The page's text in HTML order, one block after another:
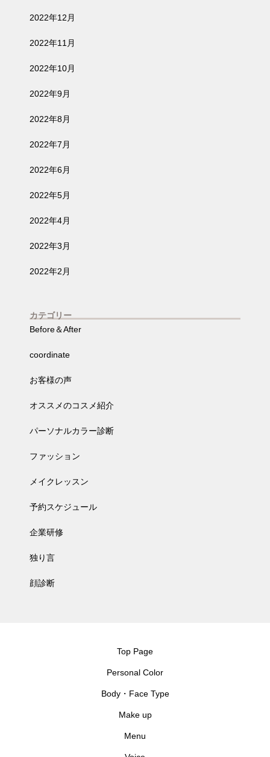
2022年12月
2022年11月
2022年10月
2022年9月
2022年8月
2022年7月
2022年6月
2022年5月
2022年4月
2022年3月
2022年2月
カテゴリー
Before＆After
coordinate
お客様の声
オススメのコスメ紹介
パーソナルカラー診断
ファッション
メイクレッスン
予約スケジュール
企業研修
独り言
顔診断
Top Page
Personal Color
Body・Face Type
Make up
Menu